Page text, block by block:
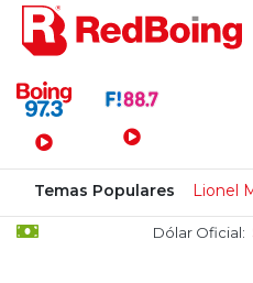
Menú Principal
Temas Populares Lionel
Dólar Oficial: